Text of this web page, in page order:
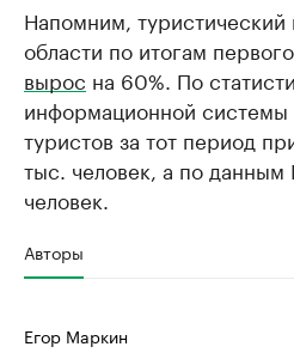
Напомним, туристический
области по итогам
вырос на 60%. По
информационной
туристов за тот период
тыс. человек, а по
человек.
Авторы
Егор Маркин